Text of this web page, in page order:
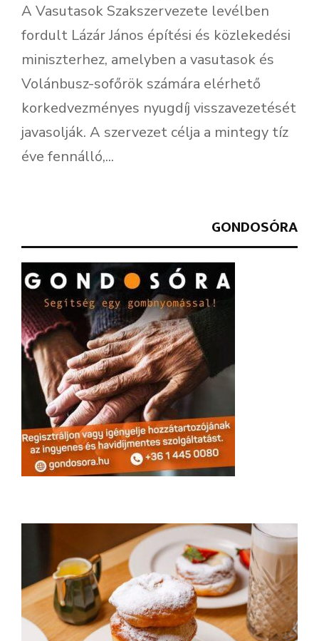
A Vasutasok Szakszervezete levélben
fordult Lázár János építési és közlekedési
miniszterhez, amelyben a vasutasok és
Volánbusz-sofőrök számára elérhető
korkedvezményes nyugdíj visszavezetését
javasolják. A szervezet célja a mintegy tíz
éve fennálló,...
GONDOSÓRA